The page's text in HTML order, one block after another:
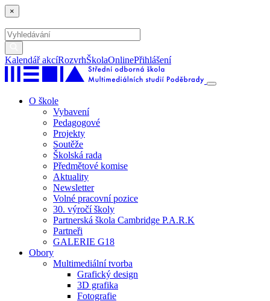
×
Kalendář akcíRozvrhŠkolaOnlinePřihlášení
O škole
Vybavení
Pedagogové
Projekty
Soutěže
Školská rada
Předmětové komise
Aktuality
Newsletter
Volné pracovní pozice
30. výročí školy
Partnerská škola Cambridge P.A.R.K
Partneři
GALERIE G18
Obory
Multimediální tvorba
Grafický design
3D grafika
Fotografie